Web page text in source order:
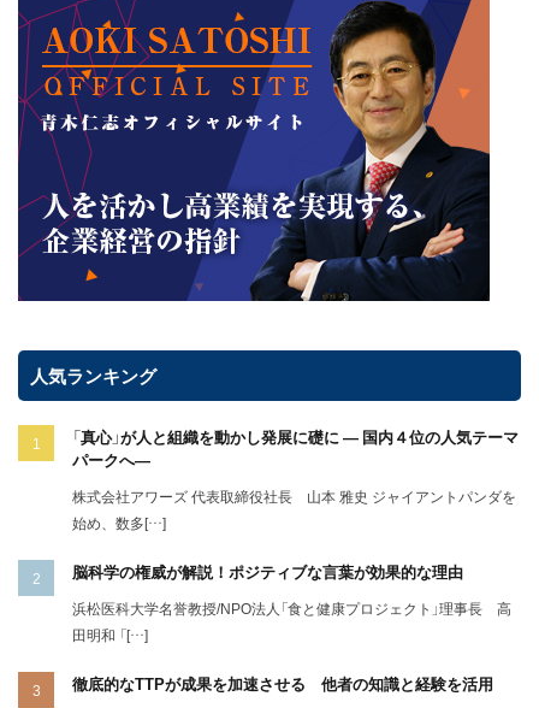
人気ランキング
「真心」が人と組織を動かし発展に礎に ― 国内４位の人気テーマ
パークへ―
株式会社アワーズ 代表取締役社長 山本 雅史 ジャイアントパンダを
始め、数多[…]
脳科学の権威が解説！ポジティブな言葉が効果的な理由
浜松医科大学名誉教授/NPO法人「食と健康プロジェクト」理事長 高
田明和 「[…]
徹底的なTTPが成果を加速させる 他者の知識と経験を活用